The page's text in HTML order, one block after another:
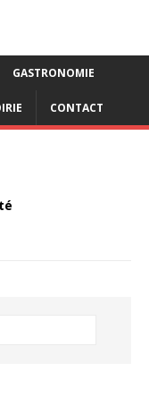
GASTRONOMIE
CONTACT